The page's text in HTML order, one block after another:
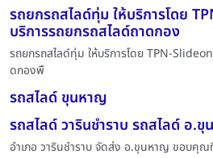
รถยกรถสไลด์ทุ่ม ให้บริการโดย
บริการรถยกรถสไลด์ถาดกอง
รถยกรถสไลด์ทุ่ม ให้บริการโดย TPN-
ดกองพื
รถสไลด์ ขุนหาญ
รถสไลด์ วารินชำราบ รถสไลด์ อ.
อำเภอ วารินชำราบ จัดส่ง อ.ขุนหาญ ขอบคุณ